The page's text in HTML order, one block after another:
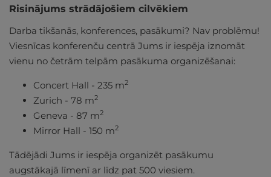
Risinājums strādājošiem cilvēkiem
Darba tikšanās, konferences, pasākumi? Nav problēmu!
Viesnīcas konferenču centrā Jums ir iespēja iznomāt
vienu no četrām telpām pasākuma organizēšanai:
Concert Hall - 235 m2
Zurich - 78 m2
Geneva - 87 m2
Mirror Hall - 150 m2
Tādējādi Jums ir iespēja organizēt pasākumu
augstākajā līmenī ar līdz pat 500 viesiem.